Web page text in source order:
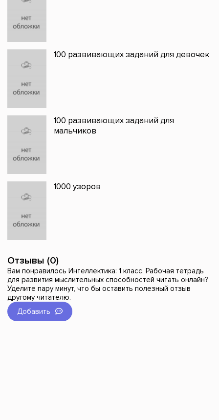
100 развивающих заданий для девочек
100 развивающих заданий для
мальчиков
1000 узоров
Отзывы (0)
Вам понравилось Интеллектика: 1 класс. Рабочая тетрадь
для развития мыслительных способностей читать онлайн?
Уделите пару минут, что бы оставить полезный отзыв
другому читателю.
Добавить